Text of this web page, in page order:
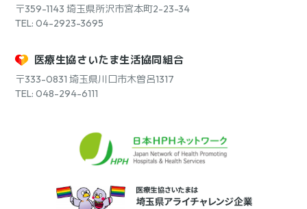
〒359-1143 埼玉県所沢市宮本町2-23-34
TEL: 04-2923-3695
医療生協さいたま生活協同組合
〒333-0831 埼玉県川口市木曽呂1317
TEL: 048-294-6111